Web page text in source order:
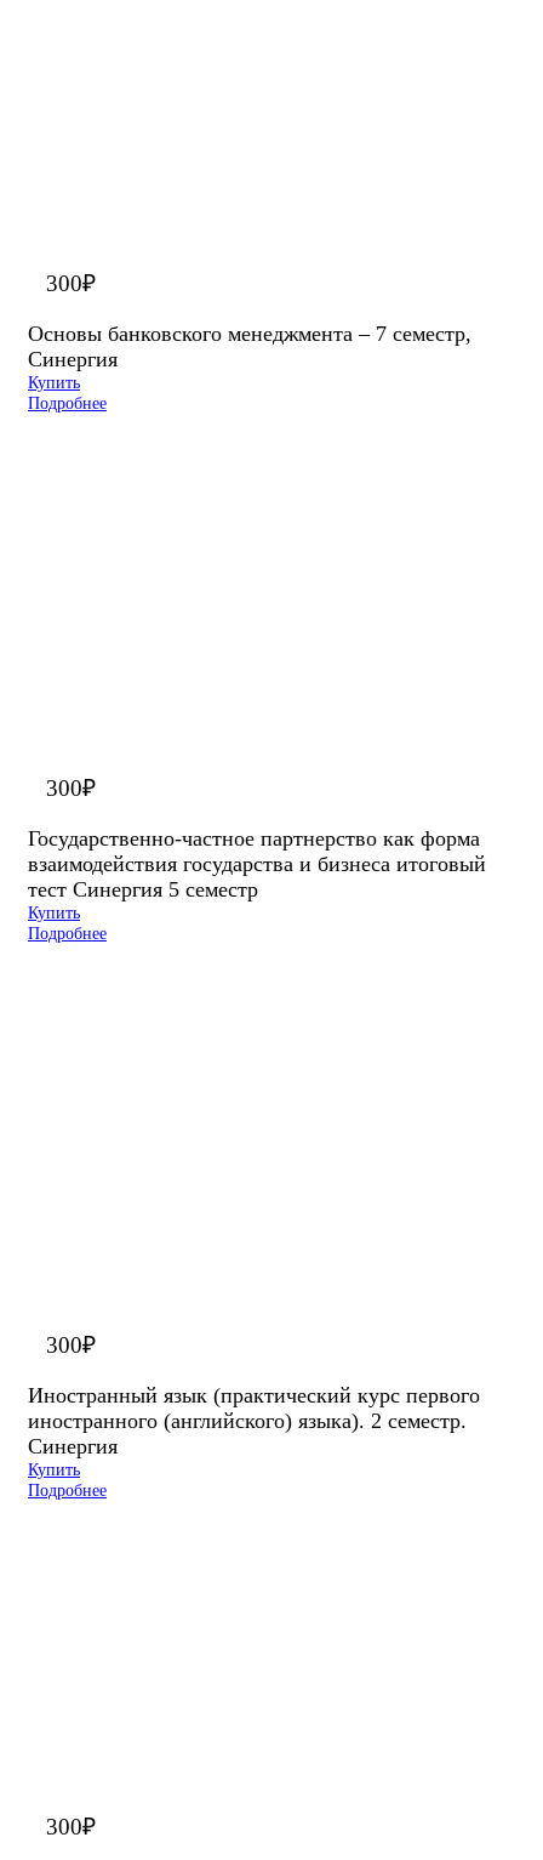
300₽
Основы банковского менеджмента – 7 семестр,
Синергия
Купить
Подробнее
300₽
Государственно-частное партнерство как форма
взаимодействия государства и бизнеса итоговый
тест Синергия 5 семестр
Купить
Подробнее
300₽
Иностранный язык (практический курс первого
иностранного (английского) языка). 2 семестр.
Синергия
Купить
Подробнее
300₽